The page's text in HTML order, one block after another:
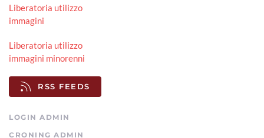
50 milioni di tasse non riscosse, il comune di Arezzo punta
ArezzoTV
interrogazioni in consiglio comunale
00:03:39 - Giovedì, 30 Luglio 2026
ArezzoTV
Liberatoria utilizzo
immagini
Liberatoria utilizzo
immagini minorenni
RSS FEEDS
LOGIN ADMIN
CRONING ADMIN